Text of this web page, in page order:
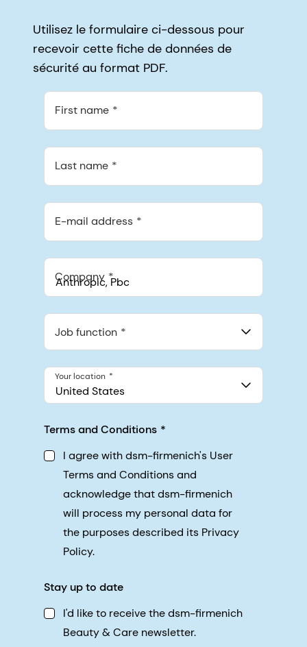
Utilisez le formulaire ci-dessous pour
recevoir cette fiche de données de
sécurité au format PDF.
First name
Last name
E-mail address
Company
548 Market St Pmb 90375, San Francisco, California, US
Job function
United States
Your location
Terms and Conditions
I agree with dsm-firmenich's User
Terms and Conditions and
acknowledge that dsm-firmenich
will process my personal data for
the purposes described its Privacy
Policy.
Stay up to date
I'd like to receive the dsm-firmenich
Beauty & Care newsletter.